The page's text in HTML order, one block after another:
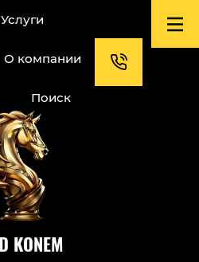
KONEM
Услуги
О компании
Поиск